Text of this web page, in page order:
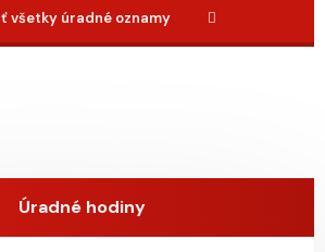
všetky úradné oznamy
Úradné hodiny